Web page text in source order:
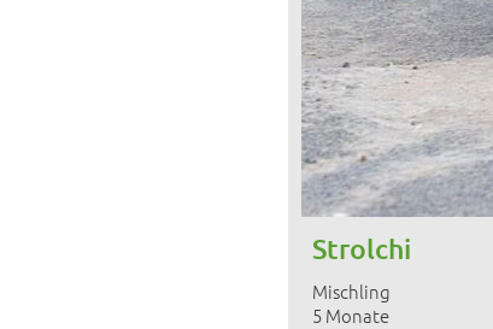
Strolchi
Mischling
5 Monate